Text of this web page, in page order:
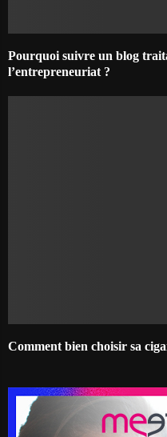
Pourquoi suivre un blog
l’entrepreneuriat ?
Comment bien choisir sa